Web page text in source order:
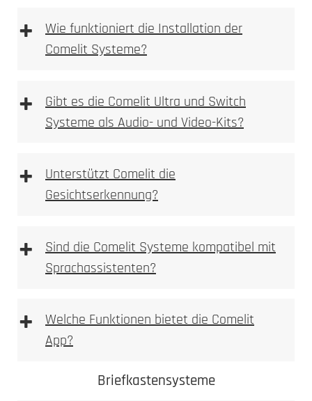
KNX und Loxone
Ideal für größere Wohnanlagen und gewerbliche
+
Wie funktioniert die Installation der
Comelit Systeme?
+
Gibt es die Comelit Ultra und Switch
Systeme als Audio- und Video-Kits?
+
Unterstützt Comelit die
Gesichtserkennung?
+
Sind die Comelit Systeme kompatibel mit
Sprachassistenten?
+
Welche Funktionen bietet die Comelit
App?
Briefkastensysteme